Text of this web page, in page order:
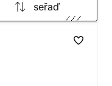
seřaď